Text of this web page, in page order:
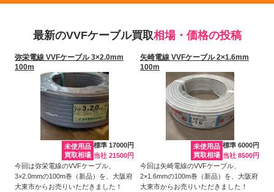
最新のVVFケーブル買取相場・価格の投稿
弥栄電線 VVFケーブル 3×2.0mm
100m
未使用品
買取相場
標準 17000円
当社 21500円
今回は弥栄電線のVVFケーブル、
3×2.0mmの100m巻（新品）を、大阪府
大東市からお売りいただきました！
矢崎電線 VVFケーブル 2×1.6mm
100m
未使用品
買取相場
標準 6000円
当社 8500円
今回は矢崎電線のVVFケーブル、
2×1.6mmの100m巻（新品）を、大阪府
大東市からお売りいただきました！